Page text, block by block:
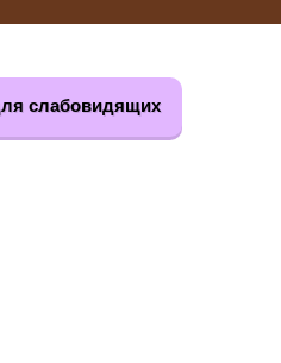
слабовидящих